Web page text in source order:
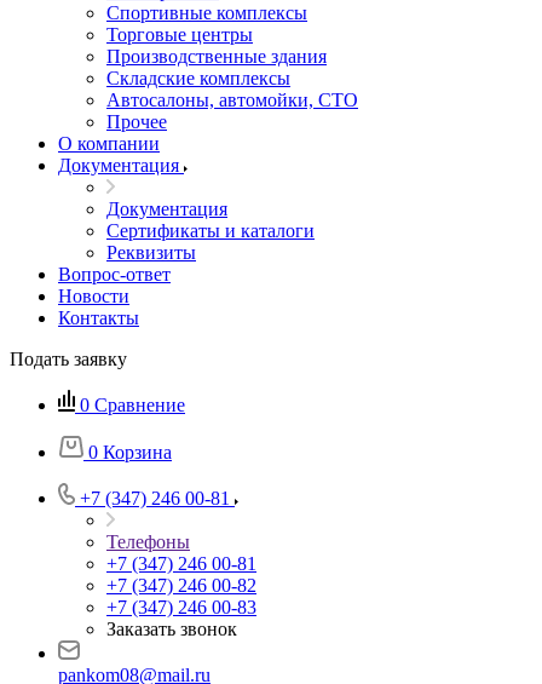
Спортивные комплексы
Торговые центры
Производственные здания
Складские комплексы
Автосалоны, автомойки, СТО
Прочее
О компании
Документация
Документация
Сертификаты и каталоги
Реквизиты
Вопрос-ответ
Новости
Контакты
Подать заявку
0 Сравнение
0 Корзина
+7 (347) 246 00-81
Телефоны
+7 (347) 246 00-81
+7 (347) 246 00-82
+7 (347) 246 00-83
Заказать звонок
pankom08@mail.ru